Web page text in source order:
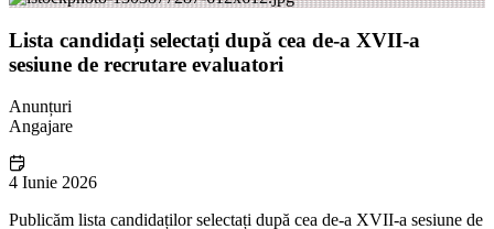
Lista candidați selectați după cea de-a XVII-a
sesiune de recrutare evaluatori
Anunțuri
Angajare
4 Iunie 2026
Publicăm lista candidaților selectați după cea de-a XVII-a sesiune de